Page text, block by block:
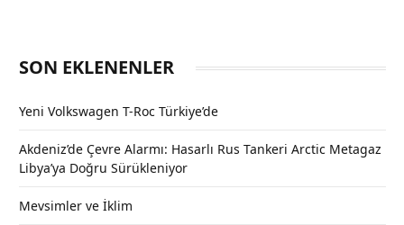
SON EKLENENLER
Yeni Volkswagen T-Roc Türkiye’de
Akdeniz’de Çevre Alarmı: Hasarlı Rus Tankeri Arctic Metagaz
Libya’ya Doğru Sürükleniyor
Mevsimler ve İklim